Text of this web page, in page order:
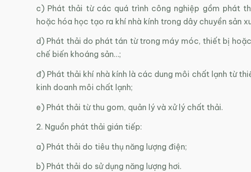
c) Phát thải từ các quá trình công nghiệp gồm phát
hoặc hóa học tạo ra khí nhà kính trong dây chuyền sản
d) Phát thải do phát tán từ trong máy móc, thiết bị
chế biến khoáng sản…;
đ) Phát thải khí nhà kính là các dung môi chất lạnh từ
kinh doanh môi chất lạnh;
e) Phát thải từ thu gom, quản lý và xử lý chất thải.
2. Nguồn phát thải gián tiếp:
a) Phát thải do tiêu thụ năng lượng điện;
b) Phát thải do sử dụng năng lượng hơi.